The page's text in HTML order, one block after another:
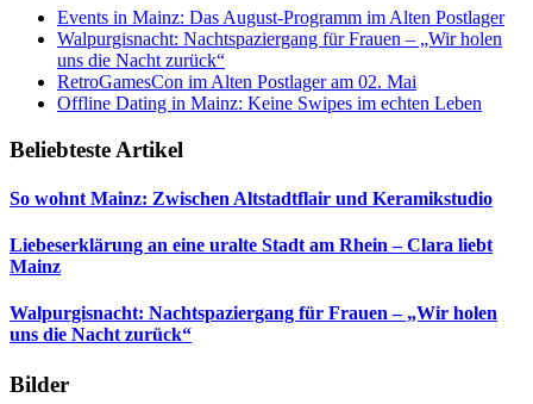
Events in Mainz: Das August-Programm im Alten Postlager
Walpurgisnacht: Nachtspaziergang für Frauen – „Wir holen
uns die Nacht zurück“
RetroGamesCon im Alten Postlager am 02. Mai
Offline Dating in Mainz: Keine Swipes im echten Leben
Beliebteste Artikel
So wohnt Mainz: Zwischen Altstadtflair und Keramikstudio
Liebeserklärung an eine uralte Stadt am Rhein – Clara liebt
Mainz
Walpurgisnacht: Nachtspaziergang für Frauen – „Wir holen
uns die Nacht zurück“
Bilder